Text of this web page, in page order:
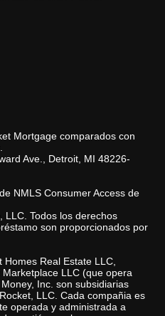
Mortgage comparados con
Ave., Detroit, MI 48226-
NMLS Consumer Access de
Todos los derechos
son proporcionados por
Homes Real Estate LLC,
LLC (que opera
Inc. son subsidiarias
LLC. Cada compañia es
operada y administrada a